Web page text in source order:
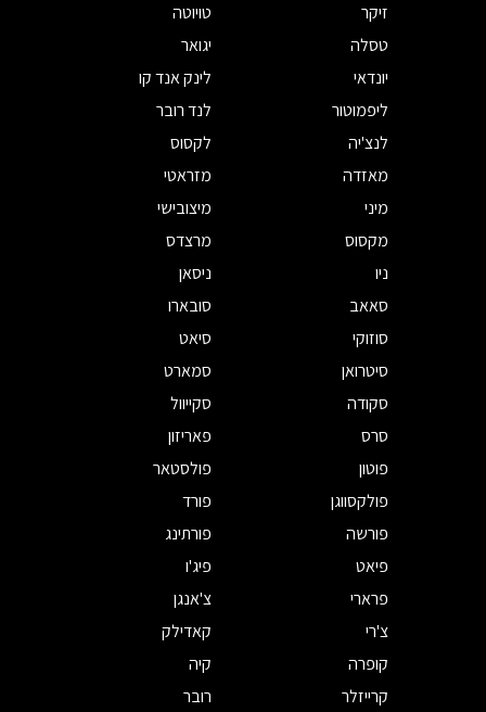
זיקר
טויוטה
טסלה
יגואר
יונדאי
לינק אנד קו
ליפמוטור
לנד רובר
לנצ'יה
לקסוס
מאזדה
מזראטי
מיני
מיצובישי
מקסוס
מרצדס
ניו
ניסאן
סאאב
סובארו
סוזוקי
סיאט
סיטרואן
סמארט
סקודה
סקייוול
סרס
פאריזון
פוטון
פולסטאר
פולקסווגן
פורד
פורשה
פורתינג
פיאט
פיג'ו
פרארי
צ'אנגן
צ'רי
קאדילק
קופרה
קיה
קרייזלר
רובר